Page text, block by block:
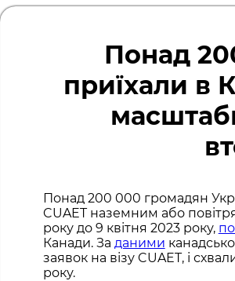
Понад
приїхали в
Понад 200 000 громадян
CUAET наземним або
року до 9 квітня 2023 року,
Канади. За даними
заявок на візу CUAET, і
року.